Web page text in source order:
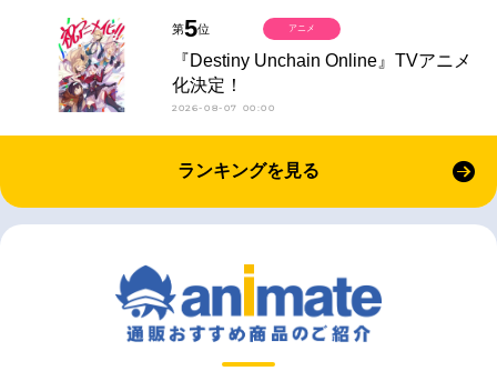
第5位
『Destiny Unchain Online』TVアニメ
化決定！
2026-08-07 00:00
アニメ
ランキングを見る